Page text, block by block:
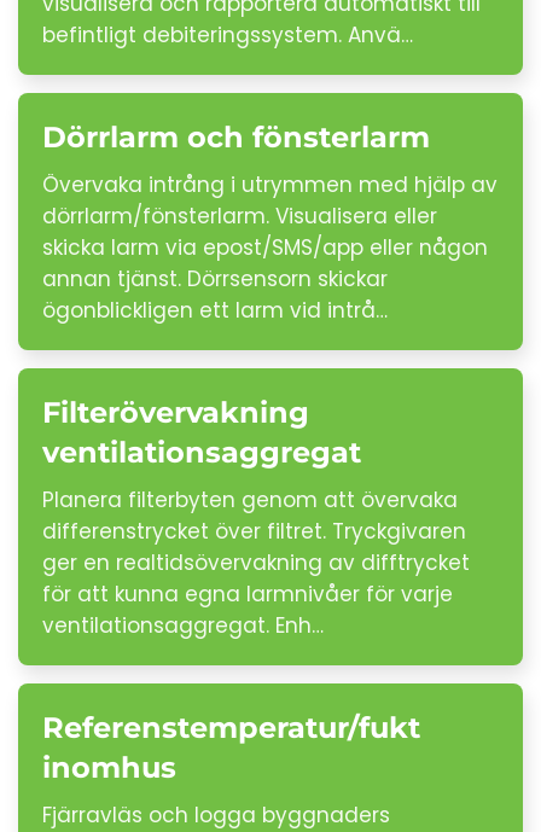
befintligt debiteringssystem. Anvä…
Dörrlarm och fönsterlarm
Övervaka intrång i utrymmen med hjälp av
dörrlarm/fönsterlarm. Visualisera eller
skicka larm via epost/SMS/app eller någon
annan tjänst. Dörrsensorn skickar
ögonblickligen ett larm vid intrå…
Filterövervakning
ventilationsaggregat
Planera filterbyten genom att övervaka
differenstrycket över filtret. Tryckgivaren
ger en realtidsövervakning av difftrycket
för att kunna egna larmnivåer för varje
ventilationsaggregat. Enh…
Referenstemperatur/fukt
inomhus
Fjärravläs och logga byggnaders